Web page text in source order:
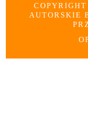
AUTORSKIE